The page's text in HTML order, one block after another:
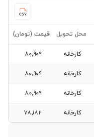
محل تحویل قیمت (تومان)
کارخانه ۸۰٬۹۰۹
کارخانه ۸۰٬۹۰۹
کارخانه ۸۰٬۹۰۹
کارخانه ۷۸٬۱۸۲